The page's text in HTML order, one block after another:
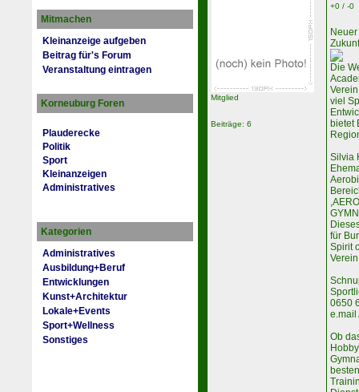
Mitmachen
Kleinanzeige aufgeben
Beitrag für's Forum
Veranstaltung eintragen
Korneuburg Foren
Plauderecke
Politik
Sport
Kleinanzeigen
Administratives
Kategorien
Administratives
Ausbildung+Beruf
Entwicklungen
Kunst+Architektur
Lokale+Events
Sport+Wellness
Sonstiges
Mitglied
Beiträge: 6
+0 / -0
Die
viel
bietet
Silvia
für
Spirit
0650
e.mail
Ob